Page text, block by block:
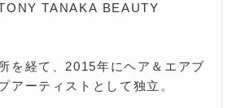
TANAKA BEAUTY
を経て、2015年にヘア＆エアブ
アーティストとして独立。